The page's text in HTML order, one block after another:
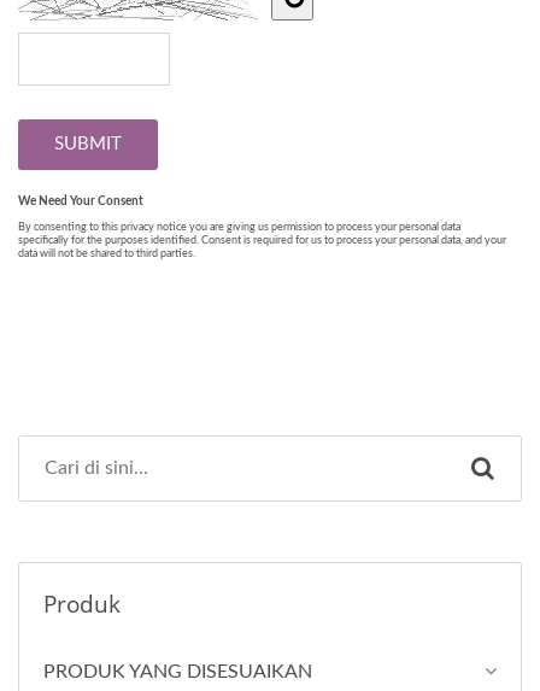
Produk
PRODUK YANG DISESUAIKAN